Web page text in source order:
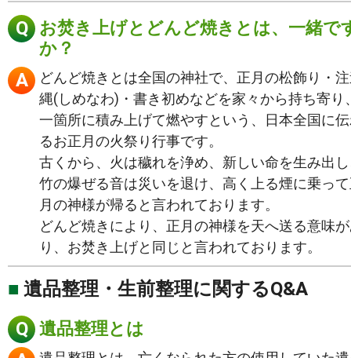
お焚き上げとどんど焼きとは、一緒で
か？
どんど焼きとは全国の神社で、正月の松飾り・
縄(しめなわ)・書き初めなどを家々から持ち寄り
一箇所に積み上げて燃やすという、日本全国に
るお正月の火祭り行事です。
古くから、火は穢れを浄め、新しい命を生み出
竹の爆ぜる音は災いを退け、高く上る煙に乗っ
月の神様が帰ると言われております。
どんど焼きにより、正月の神様を天へ送る意味
り、お焚き上げと同じと言われております。
遺品整理・生前整理に関するQ&A
遺品整理とは